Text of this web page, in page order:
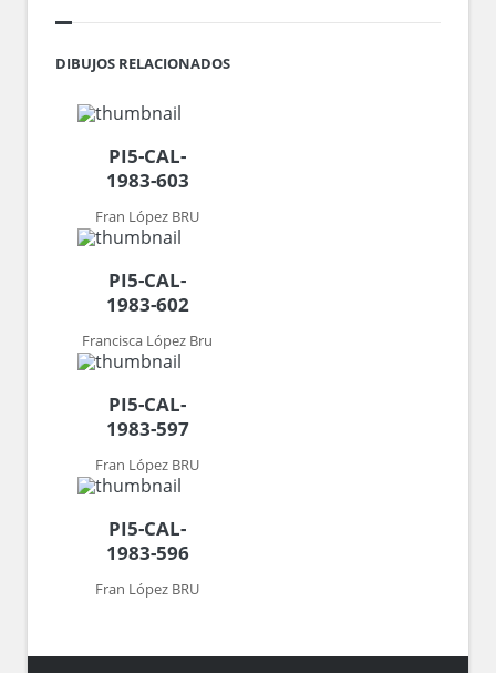
DIBUJOS RELACIONADOS
PI5-CAL-
1983-603
Fran López BRU
PI5-CAL-
1983-602
Francisca López Bru
PI5-CAL-
1983-597
Fran López BRU
PI5-CAL-
1983-596
Fran López BRU